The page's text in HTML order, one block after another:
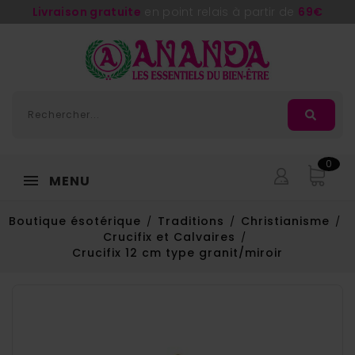
Livraison gratuite 69€
MENU
0
Boutique ésotérique Traditions
Christianisme
Crucifix et Calvaires
Crucifix 12 cm type granit/miroir